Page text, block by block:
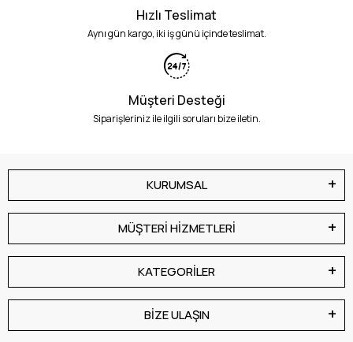
Hızlı Teslimat
Aynı gün kargo, iki iş günü içinde teslimat.
Müşteri Desteği
Siparişleriniz ile ilgili soruları bize iletin.
KURUMSAL
MÜŞTERİ HİZMETLERİ
KATEGORİLER
BİZE ULAŞIN